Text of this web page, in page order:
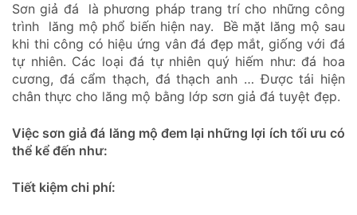
Sơn giả đá là phương pháp trang trí cho những công
trình lăng mộ phổ biến hiện nay. Bề mặt lăng mộ sau
khi thi công có hiệu ứng vân đá đẹp mắt, giống với đá
tự nhiên. Các loại đá tự nhiên quý hiếm như: đá hoa
cương, đá cẩm thạch, đá thạch anh … Được tái hiện
chân thực cho lăng mộ bằng lớp sơn giả đá tuyệt đẹp.
Việc sơn giả đá lăng mộ đem lại những lợi ích tối ưu có
thể kể đến như:
Tiết kiệm chi phí: